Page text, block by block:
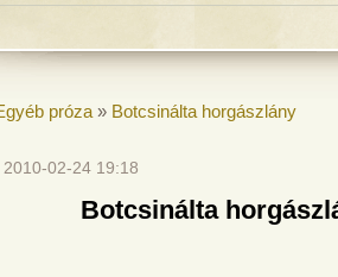
próza » Botcsinálta horgászlány
2010-02-24 19:18
Botcsinálta